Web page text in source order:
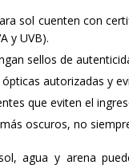
sol cuenten con
y UVB).
sellos de
autorizadas y
que eviten el
oscuros, no
agua y arena